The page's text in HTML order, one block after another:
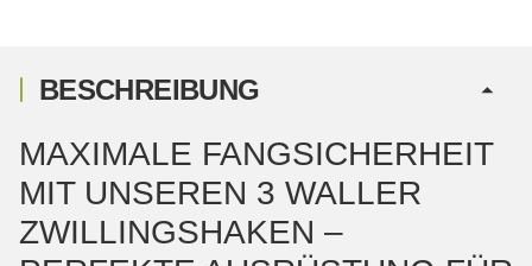
BESCHREIBUNG
MAXIMALE FANGSICHERHEIT
MIT UNSEREN 3 WALLER
ZWILLINGSHAKEN –